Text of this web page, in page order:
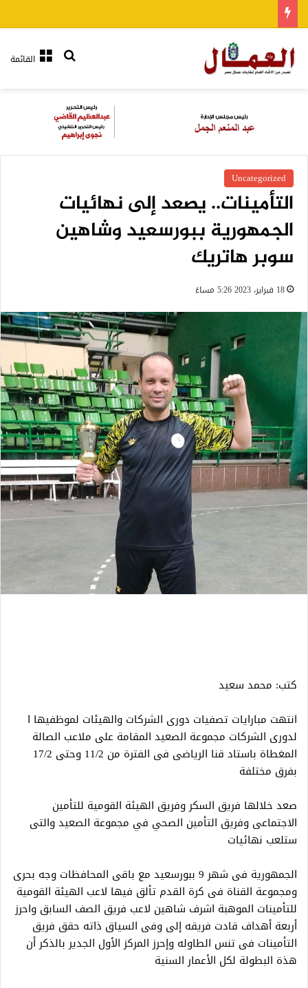
القائمةبحث عن
Uncategorized
التأمينات.. يصعد إلى نهائيات
الجمهورية ببورسعيد وشاهين
سوبر هاتريك
18 فبراير، 2023 5:26 مساءً
كتب: محمد سعيد
انتهت مبارايات تصفيات دورى الشركات والهيئات لموظفيها ا
لدورى الشركات مجموعة الصعيد المقامة على ملاعب الصالة
المغطاة باستاد قنا الرياضى فى الفترة من 11/2 وحتى 17/2
بفرق مختلفة
صعد خلالها فريق السكر وفريق الهيئة القومية للتأمين
الاجتماعى وفريق التأمين الصحي في مجموعة الصعيد والتى
ستلعب نهائيات
الجمهورية فى شهر 9 ببورسعيد مع باقى المحافظات وجه بحرى
ومجموعة القناة فى كرة القدم تألق فيها لاعب الهيئة القومية
للتأمينات الموهبة اشرف شاهين لاعب فريق الصف السابق واحرز
أربعة أهداف قادت فريقه إلى وفى السياق ذاته حقق فريق
التأمينات فى تنس الطاوله وإحرز المركز الأول الجدير بالذكر أن
هذة البطولة لكل الأعمار السنية